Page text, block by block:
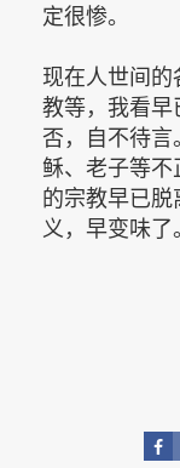
定很惨。
现在人世间的
教等，我看早
否，自不待言
稣、老子等不
的宗教早已
义，早变味了